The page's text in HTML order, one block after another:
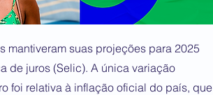
mantiveram suas projeções para 2025
de juros (Selic). A única variação
foi relativa à inflação oficial do país, que